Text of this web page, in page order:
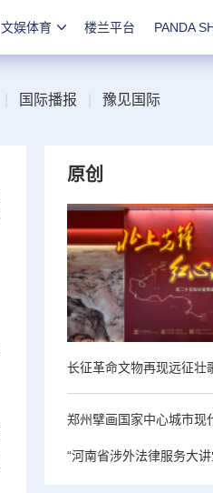
文娱体育 楼兰平台 PANDA
国际播报 豫见国际
原创
长征革命文物再现远征壮
郑州擘画国家中心城市现
“河南省涉外法律服务大